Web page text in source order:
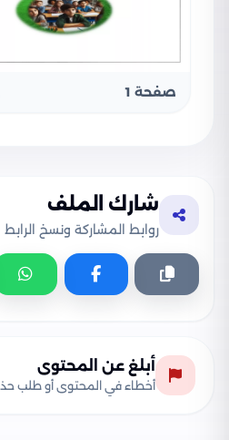
صفحة 1
شارك الملف
روابط المشاركة ونسخ الرابط
أبلغ عن المحتوى
أخطاء في المحتوى أو طلب